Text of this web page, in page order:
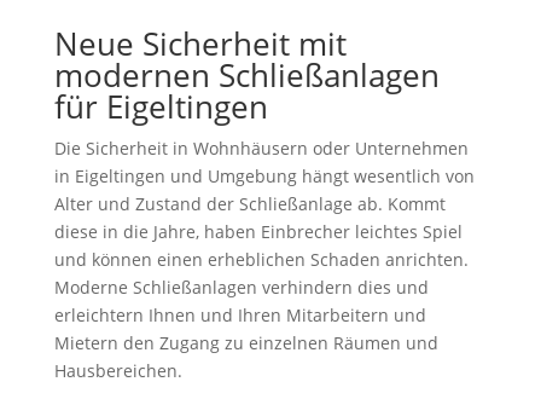
Neue Sicherheit mit
modernen Schließanlagen
für Eigeltingen
Die Sicherheit in Wohnhäusern oder Unternehmen
in Eigeltingen und Umgebung hängt wesentlich von
Alter und Zustand der Schließanlage ab. Kommt
diese in die Jahre, haben Einbrecher leichtes Spiel
und können einen erheblichen Schaden anrichten.
Moderne Schließanlagen verhindern dies und
erleichtern Ihnen und Ihren Mitarbeitern und
Mietern den Zugang zu einzelnen Räumen und
Hausbereichen.